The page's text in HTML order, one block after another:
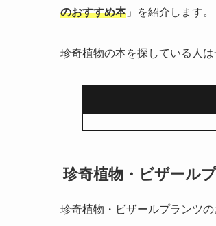
のおすすめ本」を紹介します。
珍奇植物の本を探している人は
珍奇植物・ビザール
珍奇植物・ビザールプランツ